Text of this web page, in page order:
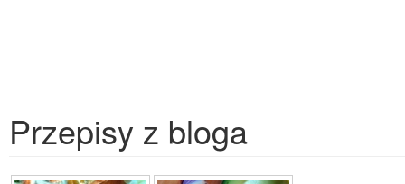
Przepisy z bloga